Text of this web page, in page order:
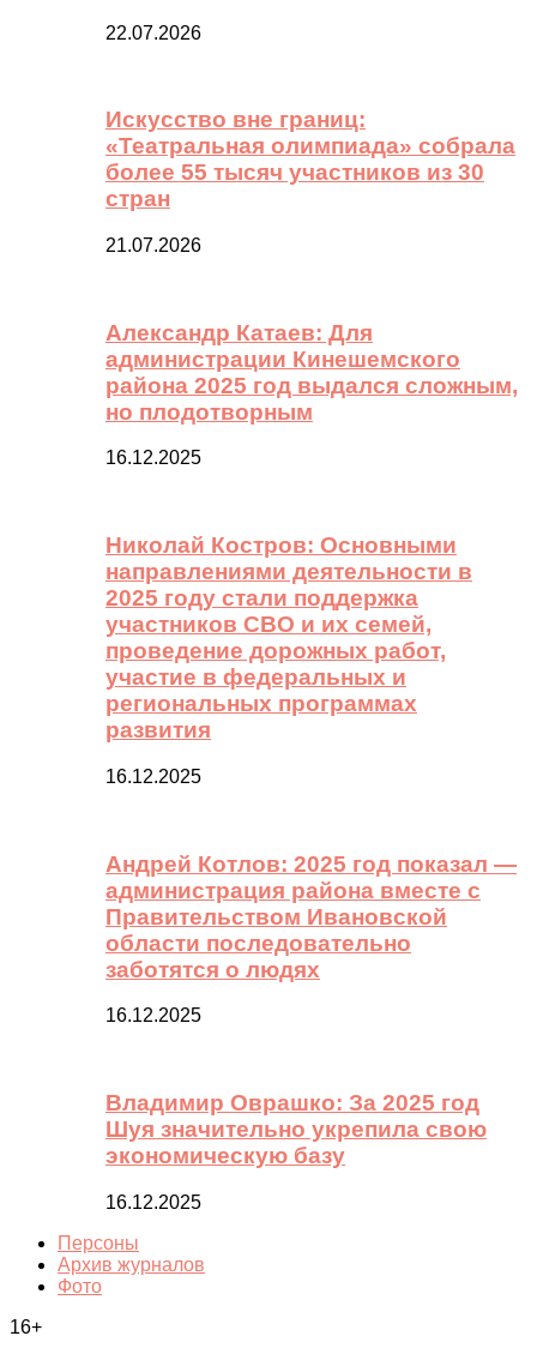
22.07.2026
Искусство вне границ:
«Театральная олимпиада» собрала
более 55 тысяч участников из 30
стран
21.07.2026
Александр Катаев: Для
администрации Кинешемского
района 2025 год выдался сложным,
но плодотворным
16.12.2025
Николай Костров: Основными
направлениями деятельности в
2025 году стали поддержка
участников СВО и их семей,
проведение дорожных работ,
участие в федеральных и
региональных программах
развития
16.12.2025
Андрей Котлов: 2025 год показал —
администрация района вместе с
Правительством Ивановской
области последовательно
заботятся о людях
16.12.2025
Владимир Оврашко: За 2025 год
Шуя значительно укрепила свою
экономическую базу
16.12.2025
Персоны
Архив журналов
Фото
16+